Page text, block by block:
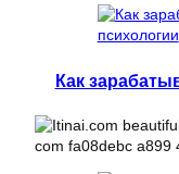
Как